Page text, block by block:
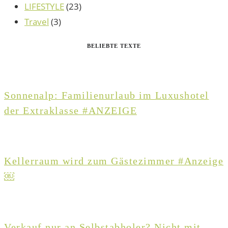
LIFESTYLE(23)
Travel (3)
BELIEBTE TEXTE
Sonnenalp: Familienurlaub im Luxushotel
der Extraklasse #ANZEIGE
Kellerraum wird zum Gästezimmer #Anzeige
￼